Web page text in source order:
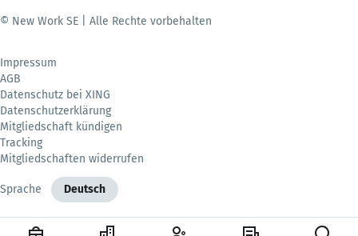
© New Work SE | Alle Rechte vorbehalten
Impressum
AGB
Datenschutz bei XING
Datenschutzerklärung
Mitgliedschaft kündigen
Tracking
Mitgliedschaften widerrufen
Sprache Deutsch